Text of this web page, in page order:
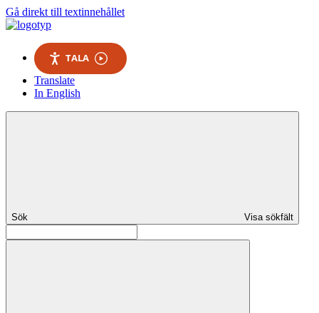
Gå direkt till textinnehållet
TALA
Translate
In English
Sök Visa sökfält